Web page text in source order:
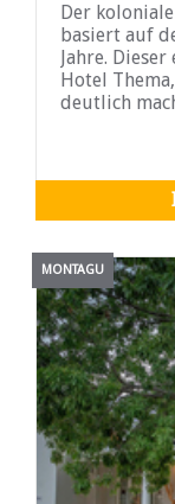
Der
basiert auf
Jahre.
Hotel
deutlich
MONTAGU